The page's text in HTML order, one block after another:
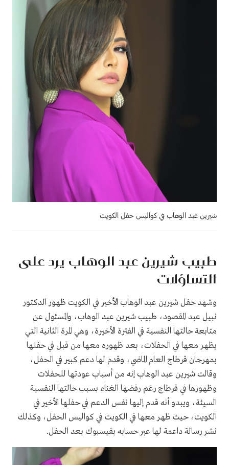
شيرين عبد الوهاب في كواليس حفل الكويت
طبيب شيرين عبد الوهاب يرد على
التساؤلات
وشهد حفل شيرين عبد الوهاب الأخير في الكويت ظهور الدكتور
نبيل عبد المقصود، طبيب شيرين عبد الوهاب، والمسئول عن
متابعة حالتها النفسية في الفترة الأخيرة، وهي المرة الثانية التي
يظهر معها في الحفلات، بعد ظهوره معها من قبل في حفلها
بمهرجان قرطاج العام الماضي، وقدم لها دعم كبير في الحفل،
وقالت شيرين عبد الوهاب إنه من أسباب عودتها للحفلات
وظهورها في قرطاج رغم رفضها الغناء بسبب حالتها النفسية
السيئة، ويبدو أنه قدم إليها نفس الدعم في حفلها الأخير في
الكويت، حيث ظهر معها في الكويت في كواليس الحفل، وكذلك
نشر رسالة داعمة لها عبر حسابه بفيسبوك بعد الحفل.